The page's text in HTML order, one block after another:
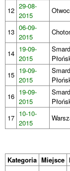
12 29-08-
2015
13 06-09-
2015
14 19-09-
2015
15 19-09-
2015
16 19-09-
2015
17 10-10-
2015
Kategoria Miejsce